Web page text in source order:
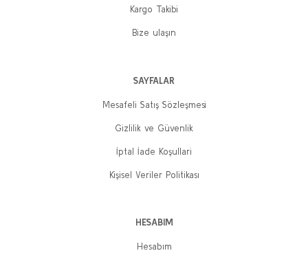
Kargo Takibi
Bize ulaşın
SAYFALAR
Mesafeli Satış Sözleşmesi
Gizlilik ve Güvenlik
İptal İade Koşullari
Kişisel Veriler Politikası
HESABIM
Hesabım